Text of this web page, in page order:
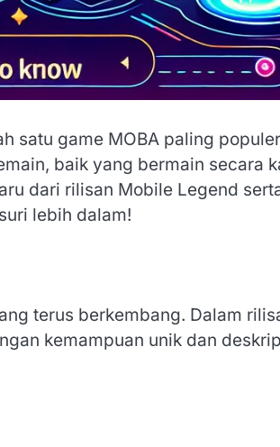
satu game MOBA paling
baik yang bermain secara
dari rilisan Mobile Legend
lebih dalam!
terus berkembang. Dalam
kemampuan unik dan